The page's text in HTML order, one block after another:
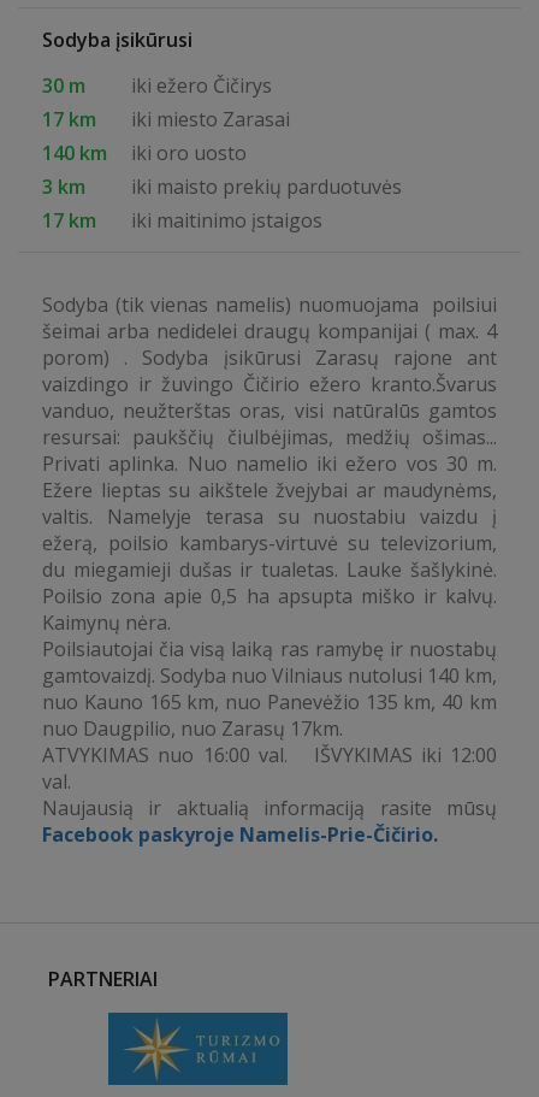
Sodyba įsikūrusi
30 m
iki ežero Čičirys
17 km
iki miesto Zarasai
140 km
iki oro uosto
3 km
iki maisto prekių parduotuvės
17 km
iki maitinimo įstaigos
Sodyba (tik vienas namelis) nuomuojama poilsiui
šeimai arba nedidelei draugų kompanijai ( max. 4
porom) . Sodyba įsikūrusi Zarasų rajone ant
vaizdingo ir žuvingo Čičirio ežero kranto.Švarus
vanduo, neužterštas oras, visi natūralūs gamtos
resursai: paukščių čiulbėjimas, medžių ošimas...
Privati aplinka. Nuo namelio iki ežero vos 30 m.
Ežere lieptas su aikštele žvejybai ar maudynėms,
valtis. Namelyje terasa su nuostabiu vaizdu į
ežerą, poilsio kambarys-virtuvė su televizorium,
du miegamieji dušas ir tualetas. Lauke šašlykinė.
Poilsio zona apie 0,5 ha apsupta miško ir kalvų.
Kaimynų nėra.
Poilsiautojai čia visą laiką ras ramybę ir nuostabų
gamtovaizdį. Sodyba nuo Vilniaus nutolusi 140 km,
nuo Kauno 165 km, nuo Panevėžio 135 km, 40 km
nuo Daugpilio, nuo Zarasų 17km.
ATVYKIMAS nuo 16:00 val. IŠVYKIMAS iki 12:00
val.
Naujausią ir aktualią informaciją rasite mūsų
Facebook paskyroje Namelis-Prie-Čičirio.
PARTNERIAI